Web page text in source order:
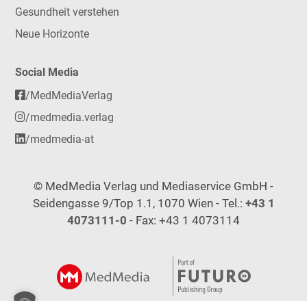
Gesundheit verstehen
Neue Horizonte
Social Media
/MedMediaVerlag
/medmedia.verlag
/medmedia-at
© MedMedia Verlag und Mediaservice GmbH -
Seidengasse 9/Top 1.1, 1070 Wien - Tel.: +43 1
4073111-0 - Fax: +43 1 4073114